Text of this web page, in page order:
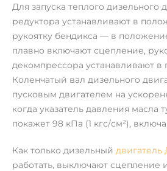
Для запуска теплого дизельного
редуктора устанавливают в
рукоятку бендикса — в
плавно включают сцепление,
декомпрессора устанавливают в
Коленчатый вал дизельного
пусковым двигателем на
когда указатель давления масла
покажет 98 кПа (1 кгс/см²),
Как только дизельный двигатель
работать, выключают сцепление